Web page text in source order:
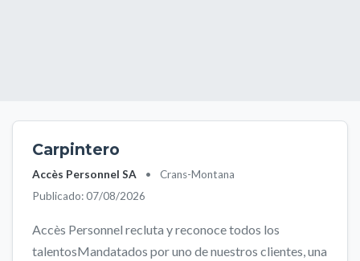
Carpintero
Accès Personnel SA •
Crans-Montana
Publicado: 07/08/2026
Accès Personnel recluta y reconoce todos los
talentosMandatados por uno de nuestros clientes, una